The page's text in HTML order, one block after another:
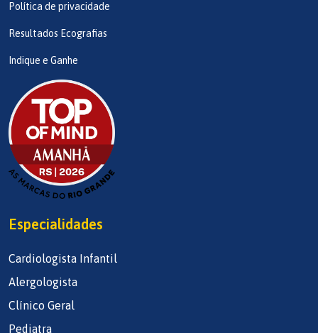
Política de privacidade
Resultados Ecografias
Indique e Ganhe
Especialidades
Cardiologista Infantil
Alergologista
Clínico Geral
Pediatra